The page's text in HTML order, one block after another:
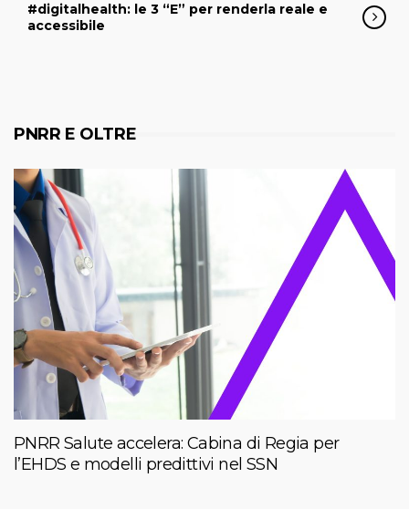
#digitalhealth: le 3 “E” per renderla reale e
accessibile
PNRR E OLTRE
PNRR Salute accelera: Cabina di Regia per
l’EHDS e modelli predittivi nel SSN